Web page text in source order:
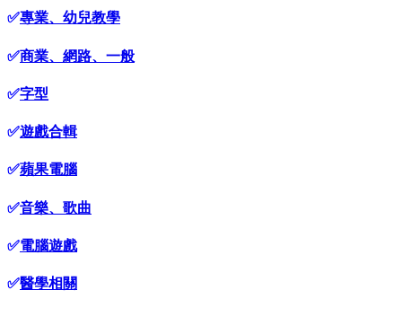
✅專業、幼兒教學
✅商業、網路、一般
✅字型
✅遊戲合輯
✅蘋果電腦
✅音樂、歌曲
✅電腦遊戲
✅醫學相關